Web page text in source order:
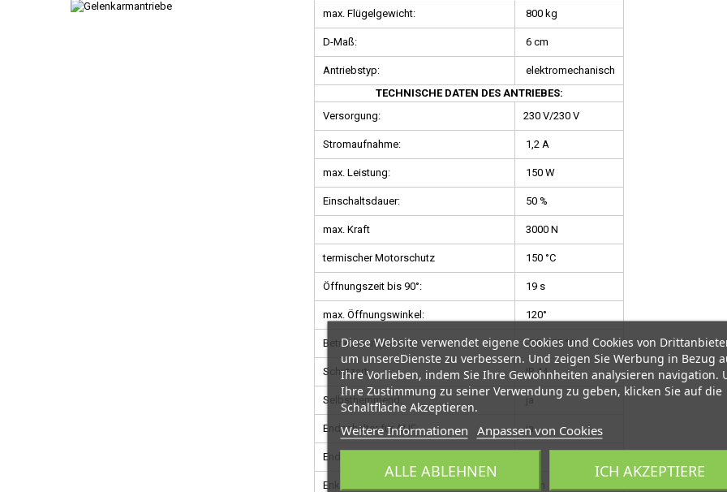
max. Flügelgewicht: 800 kg
D-Maß: 6 cm
Antriebstyp:
elektromechanisch
TECHNISCHE DATEN DES ANTRIEBES:
Versorgung:
230 V/230 V
Stromaufnahme: 1,2 A
max. Leistung: 150 W
Einschaltsdauer: 50 %
max. Kraft 3000 N
termischer Motorschutz 150 °C
Öffnungszeit bis 90°: 19 s
max. Öffnungswinkel: 120°
Betriebstemperatur: -20 + 55 °C
Schutzart: IP 44
Selbsthemmend: ja
Endschalter für AUF: ja
Endschalter für ZU:
Enkoder:
nein
Diese Website verwendet eigene Cookies und Cookies von
um unsereDienste zu verbessern. Und zeigen Sie Werbung in Bezug
Ihre Vorlieben, indem Sie Ihre Gewohnheiten analysieren navigation.
Ihre Zustimmung zu seiner Verwendung zu geben, klicken Sie auf die
Schaltfläche Akzeptieren.
Weitere Informationen Anpassen von Cookies
ALLE ABLEHNEN ICH AKZEPTIERE